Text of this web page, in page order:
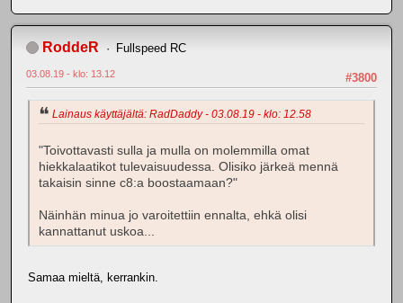
RoddeR Fullspeed RC
#3800
03.08.19 - klo: 13.12
Lainaus käyttäjältä: RadDaddy - 03.08.19 - klo: 12.58
"Toivottavasti sulla ja mulla on molemmilla omat
hiekkalaatikot tulevaisuudessa. Olisiko järkeä mennä
takaisin sinne c8:a boostaamaan?"
Näinhän minua jo varoitettiin ennalta, ehkä olisi
kannattanut uskoa...
Samaa mieltä, kerrankin.